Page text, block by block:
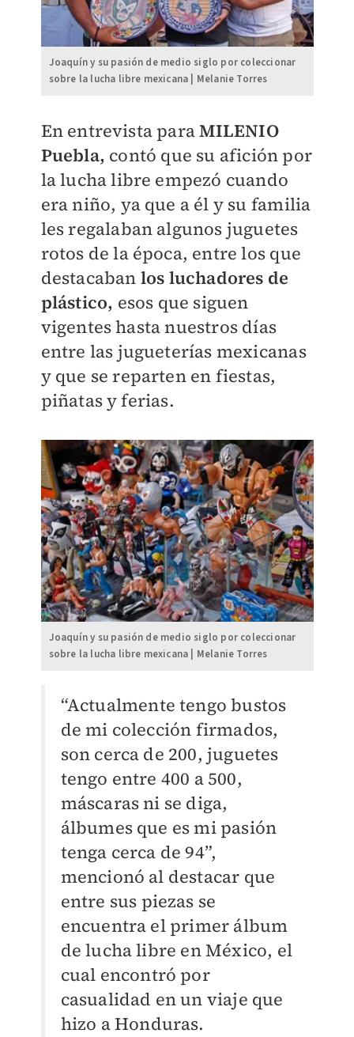
Joaquín y su pasión de medio siglo por coleccionar
sobre la lucha libre mexicana | Melanie Torres
En entrevista paraMILENIO
Puebla, contó que su afición por
la lucha libre empezó cuando
era niño, ya que a él y su familia
les regalaban algunos juguetes
rotos de la época, entre los que
destacaban los luchadores de
plástico, esos que siguen
vigentes hasta nuestros días
entre las jugueterías mexicanas
y que se reparten en fiestas,
piñatas y ferias.
Joaquín y su pasión de medio siglo por coleccionar
sobre la lucha libre mexicana | Melanie Torres
“Actualmente tengo bustos
de mi colección firmados,
son cerca de 200, juguetes
tengo entre 400 a 500,
máscaras ni se diga,
álbumes que es mi pasión
tenga cerca de 94”,
mencionó al destacar que
entre sus piezas se
encuentra el primer álbum
de lucha libre en México, el
cual encontró por
casualidad en un viaje que
hizo a Honduras.